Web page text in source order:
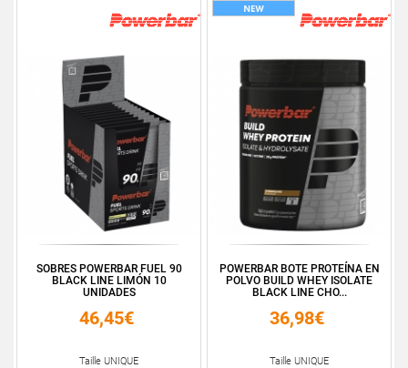
SOBRES POWERBAR FUEL 90
BLACK LINE LIMÓN 10
UNIDADES
46,45€
Taille UNIQUE
POWERBAR BOTE PROTEÍNA EN
POLVO BUILD WHEY ISOLATE
BLACK LINE CHO...
36,98€
Taille UNIQUE